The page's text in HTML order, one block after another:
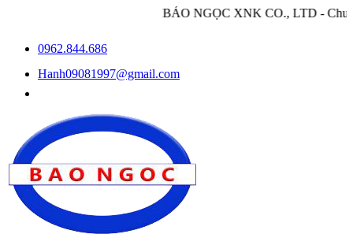
BẢO NGỌC XNK CO., LTD - Chuyên nhập
0962.844.686
Hanh09081997@gmail.com